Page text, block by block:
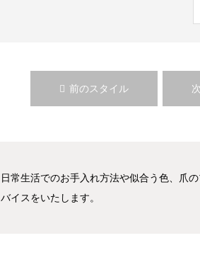
前のスタイル
日常生活でのお手入れ方法や似合う色、爪
バイスをいたします。